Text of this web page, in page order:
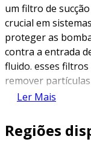
um filtro de
crucial em
proteger as
contra a entrada
fluido. esses
remover
contaminantes,
a instalação de um
Ler Mais
Regiões